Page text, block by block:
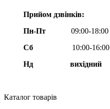
Прийом дзвінків:
Пн-Пт
09:00-18:00
Сб
10:00-16:00
Нд вихідний
Каталог товарів